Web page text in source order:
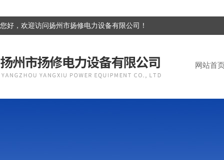
您好，欢迎访问扬州市扬修电力设备有限公司！
网站首